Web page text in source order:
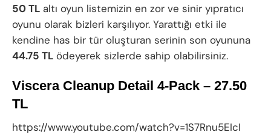
50 TL altı oyun listemizin en zor ve sinir yıpratıcı
oyunu olarak bizleri karşılıyor. Yarattığı etki ile
kendine has bir tür oluşturan serinin son oyununa
44.75 TL ödeyerek sizlerde sahip olabilirsiniz.
Viscera Cleanup Detail 4-Pack – 27.50
TL
https://www.youtube.com/watch?v=1S7Rnu5EIcI